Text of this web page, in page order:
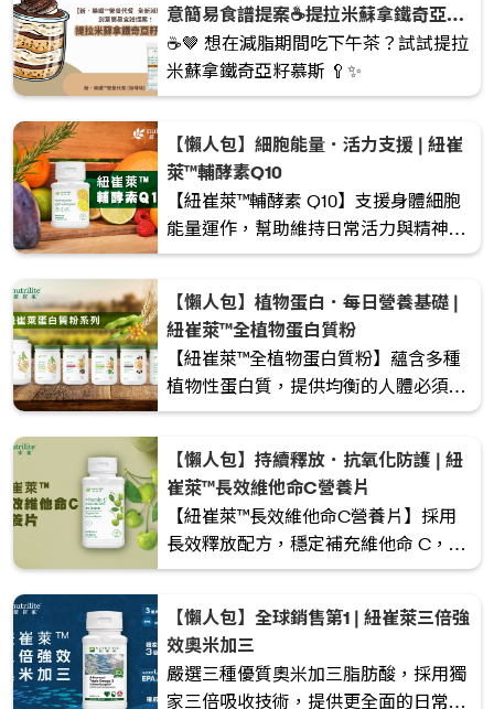
意簡易食譜提案☕️提拉米蘇拿鐵奇亞籽
慕斯🤎
☕️🤎 想在減脂期間吃下午茶？試試提拉
米蘇拿鐵奇亞籽慕斯 🥄✨
【懶人包】細胞能量．活力支援 | 紐崔
萊™輔酵素Q10
【紐崔萊™輔酵素 Q10】支援身體細胞
能量運作，幫助維持日常活力與精神狀
態。適合關注忙碌生活、體力消耗較大
【懶人包】植物蛋白．每日營養基礎 |
紐崔萊™全植物蛋白質粉
【紐崔萊™全植物蛋白質粉】蘊含多種
植物性蛋白質，提供均衡的人體必須胺
基酸，幫助補充日常蛋白質所需，適合
充蛋白質的人士。
【懶人包】持續釋放．抗氧化防護 | 紐
崔萊™長效維他命C營養片
【紐崔萊™長效維他命C營養片】採用
長效釋放配方，穩定補充維他命 C，提
供持續抗氧化支援，幫助維持免疫力與
力的人士。
【懶人包】全球銷售第1 | 紐崔萊三倍強
效奧米加三
嚴選三種優質奧米加三脂肪酸，採用獨
家三倍吸收技術，提供更全面的日常營